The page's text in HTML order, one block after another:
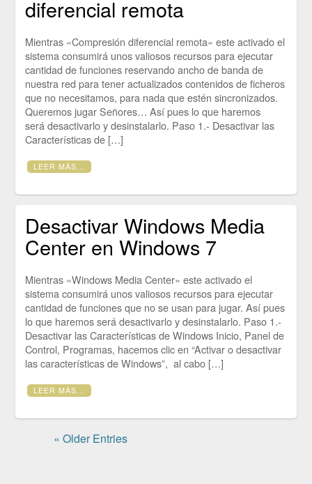
diferencial remota
Mientras «Compresión diferencial remota» este activado el
sistema consumirá unos valiosos recursos para ejecutar
cantidad de funciones reservando ancho de banda de
nuestra red para tener actualizados contenidos de ficheros
que no necesitamos, para nada que estén sincronizados.
Queremos jugar Señores… Así pues lo que haremos
será desactivarlo y desinstalarlo. Paso 1.- Desactivar las
Características de […]
LEER MÁS...
Desactivar Windows Media
Center en Windows 7
Mientras «Windows Media Center» este activado el
sistema consumirá unos valiosos recursos para ejecutar
cantidad de funciones que no se usan para jugar. Así pues
lo que haremos será desactivarlo y desinstalarlo. Paso 1.-
Desactivar las Características de Windows Inicio, Panel de
Control, Programas, hacemos clic en “Activar o desactivar
las características de Windows”, al cabo […]
LEER MÁS...
« Older Entries